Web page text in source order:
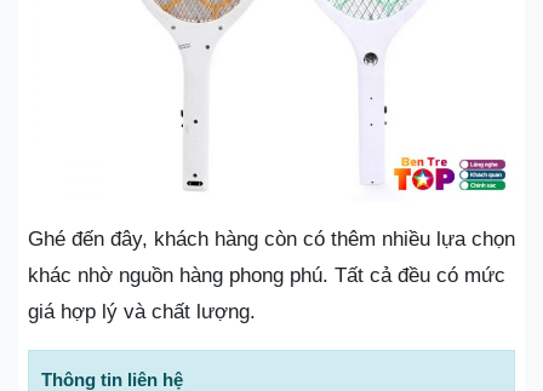
Ghé đến đây, khách hàng còn có thêm nhiều lựa chọn
khác nhờ nguồn hàng phong phú. Tất cả đều có mức
giá hợp lý và chất lượng.
Thông tin liên hệ